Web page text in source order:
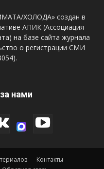
ХОЛОДА» создан в
АПИК (Ассоциация
на базе сайта журнала
о регистрации СМИ
нами
Контакты